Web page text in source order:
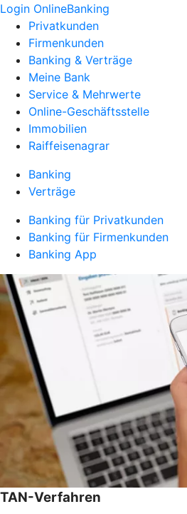
Login OnlineBanking
Privatkunden
Firmenkunden
Banking & Verträge
Meine Bank
Service & Mehrwerte
Online-Geschäftsstelle
Immobilien
Raiffeisenagrar
Banking
Verträge
Banking für Privatkunden
Banking für Firmenkunden
Banking App
TAN-Verfahren